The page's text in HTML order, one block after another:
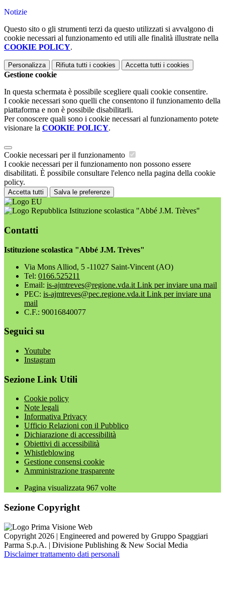
Notizie
Questo sito o gli strumenti terzi da questo utilizzati si avvalgono di
cookie necessari al funzionamento ed utili alle finalità illustrate nella
COOKIE POLICY.
Personalizza Rifiuta tutti i cookies Accetta tutti i cookies
Gestione cookie
In questa schermata è possibile scegliere quali cookie consentire.
I cookie necessari sono quelli che consentono il funzionamento della
piattaforma e non è possibile disabilitarli.
Per conoscere quali sono i cookie necessari al funzionamento potete
visionare la COOKIE POLICY.
Cookie necessari per il funzionamento
I cookie necessari per il funzionamento non possono essere
disabilitati. È possibile consultare l'elenco nella pagina della cookie
policy.
Accetta tutti Salva le preferenze
Istituzione scolastica "Abbé J.M. Trèves"
Contatti
Istituzione scolastica "Abbé J.M. Trèves"
Via Mons Alliod, 5 -11027 Saint-Vincent (AO)
Tel: 0166.525211
Email: is-ajmtreves@regione.vda.it Link per inviare una mail
PEC: is-ajmtreves@pec.regione.vda.it Link per inviare una
mail
C.F.: 90016840077
Seguici su
Youtube
Instagram
Sezione Link Utili
Cookie policy
Note legali
Informativa Privacy
Ufficio Relazioni con il Pubblico
Dichiarazione di accessibilità
Obiettivi di accessibilità
Whistleblowing
Gestione consensi cookie
Amministrazione trasparente
Pagina visualizzata 967 volte
Sezione Copyright
Copyright 2026 | Engineered and powered by Gruppo Spaggiari
Parma S.p.A. | Divisione Publishing & New Social Media
Disclaimer trattamento dati personali